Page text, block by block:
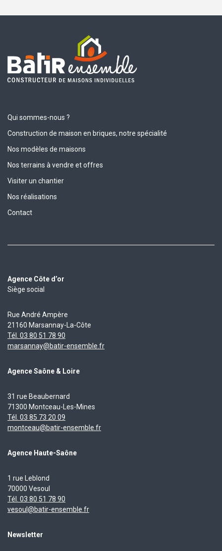
Qui sommes-nous ?
Construction de maison en briques, notre spécialité
Nos modèles de maisons
Nos terrains à vendre et offres
Visiter un chantier
Nos réalisations
Contact
Agence Côte d’or
Siège social
Rue André Ampère
21160 Marsannay-La-Côte
Tél. 03 80 51 78 90
marsannay@batir-ensemble.fr
Agence Saône & Loire
31 rue Beaubernard
71300 Montceau-Les-Mines
Tél. 03 85 73 20 09
montceau@batir-ensemble.fr
Agence Haute-Saône
1 rue Leblond
70000 Vesoul
Tél. 03 80 51 78 90
vesoul@batir-ensemble.fr
Newsletter